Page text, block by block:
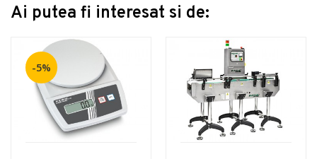
Ai putea fi interesat si de:
-5%